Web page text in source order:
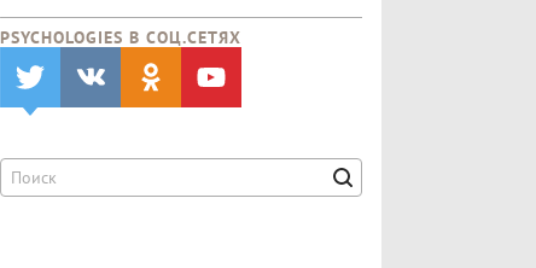
PSYCHOLOGIES В CОЦ.СЕТЯХ